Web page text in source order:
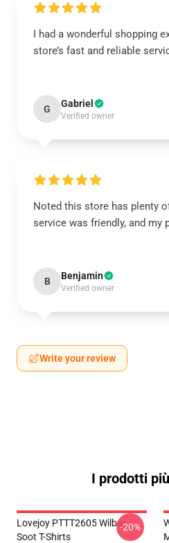
I had a wonderful shopping
store’s fast and reliable
G Gabriel
Verified owner
Noted this store has plenty
service was friendly, and my
B Benjamin
Verified owner
Write your review
I prodotti
Lovejoy PTTT2605 Wilbur
Soot T-Shirts
-20%